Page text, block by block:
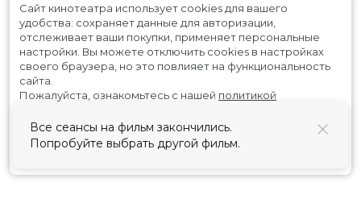
Сайт кинотеатра использует cookies для вашего
удобства: сохраняет данные для авторизации,
отслеживает ваши покупки, применяет персональные
настройки. Вы можете отключить cookies в настройках
своего браузера, но это повлияет на функциональность
сайта.
Пожалуйста, ознакомьтесь с нашей политикой
Принять